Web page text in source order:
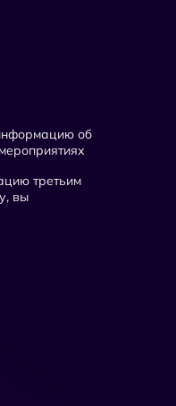
об
третьим
вы